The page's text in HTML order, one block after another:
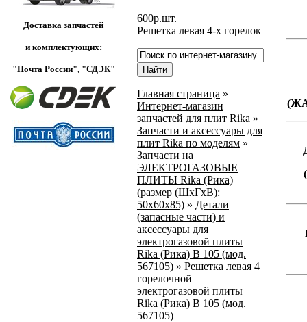
Доставка запчастей
и комплектующих:
"Почта России", "СДЭК"
600р.шт.
Решетка левая 4-х горелок
Главная страница »
Интернет-магазин
запчастей для плит Rika »
Запчасти и аксессуары для
плит Rika по моделям »
Запчасти на
ЭЛЕКТРОГАЗОВЫЕ
ПЛИТЫ Rika (Рика)
(размер (ШхГхВ):
50х60х85) » Детали
(запасные части) и
аксессуары для
электрогазовой плиты
Rika (Рика) В 105 (мод.
567105) » Решетка левая 4
горелочной
электрогазовой плиты
Rika (Рика) В 105 (мод.
567105)